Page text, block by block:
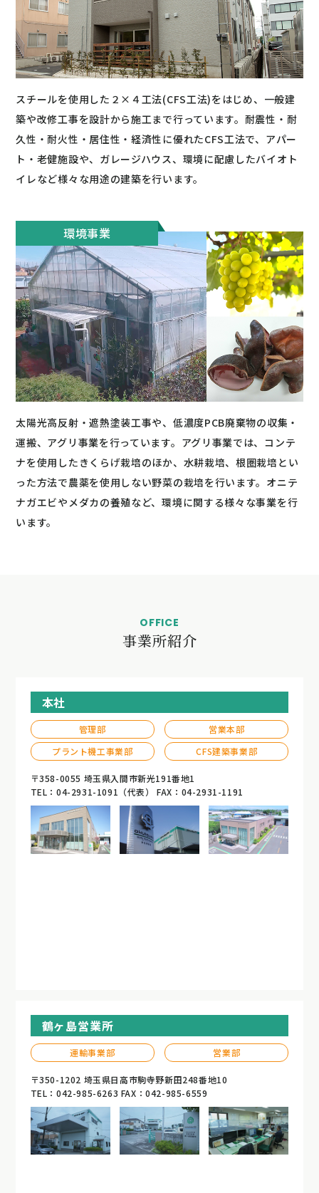
スチールを使用した２×４工法(CFS工法)をはじめ、一般建
築や改修工事を設計から施工まで行っています。耐震性・耐
久性・耐火性・居住性・経済性に優れたCFS工法で、アパー
ト・老健施設や、ガレージハウス、環境に配慮したバイオト
イレなど様々な用途の建築を行います。
環境事業
太陽光高反射・遮熱塗装工事や、低濃度PCB廃棄物の収集・
運搬、アグリ事業を行っています。アグリ事業では、コンテ
ナを使用したきくらげ栽培のほか、水耕栽培、根圏栽培とい
った方法で農薬を使用しない野菜の栽培を行います。オニテ
ナガエビやメダカの養殖など、環境に関する様々な事業を行
います。
OFFICE
事業所紹介
本社
管理部
営業本部
プラント機工事業部
CFS建築事業部
〒358-0055 埼玉県入間市新光191番地1
TEL：04-2931-1091（代表） FAX：04-2931-1191
鶴ヶ島営業所
運輸事業部 営業部
〒350-1202 埼玉県日高市駒寺野新田248番地10
TEL：042-985-6263 FAX：042-985-6559